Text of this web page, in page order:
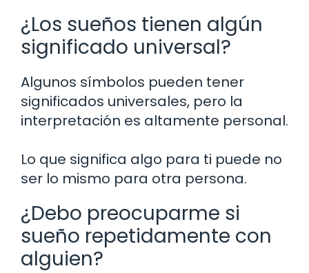
¿Los sueños tienen algún
significado universal?
Algunos símbolos pueden tener
significados universales, pero la
interpretación es altamente personal.
Lo que significa algo para ti puede no
ser lo mismo para otra persona.
¿Debo preocuparme si
sueño repetidamente con
alguien?